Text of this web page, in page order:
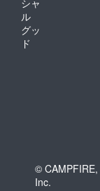
ル
グッ
ド
© CAMPFIRE,
Inc.